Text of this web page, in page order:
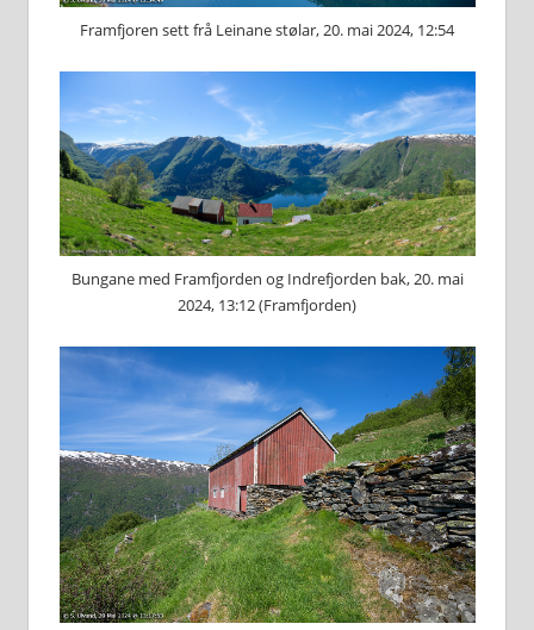
Framfjoren sett frå Leinane stølar, 20. mai 2024, 12:54
Bungane med Framfjorden og Indrefjorden bak, 20. mai
2024, 13:12 (Framfjorden)